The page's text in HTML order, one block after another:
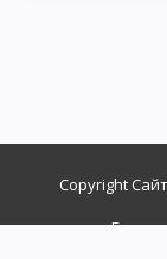
Copyright